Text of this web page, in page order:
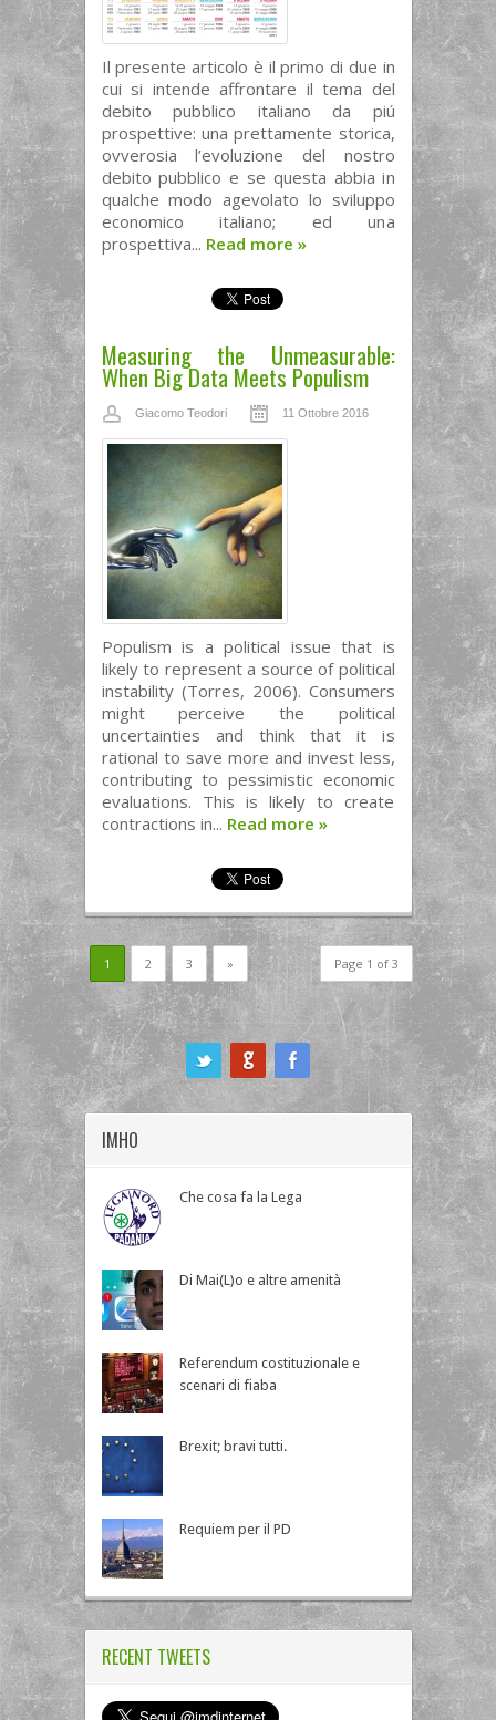
Il presente articolo è il primo di due in
cui si intende affrontare il tema del
debito pubblico italiano da piú
prospettive: una prettamente storica,
ovverosia l’evoluzione del nostro
debito pubblico e se questa abbia in
qualche modo agevolato lo sviluppo
economico italiano; ed una
prospettiva... Read more »
Measuring the Unmeasurable:
When Big Data Meets Populism
Giacomo Teodori 11 Ottobre 2016
Populism is a political issue that is
likely to represent a source of political
instability (Torres, 2006). Consumers
might perceive the political
uncertainties and think that it is
rational to save more and invest less,
contributing to pessimistic economic
evaluations. This is likely to create
contractions in... Read more »
Page 1 of 3
1 2 3 »
IMHO
Che cosa fa la Lega
Di Mai(L)o e altre amenità
Referendum costituzionale e
scenari di fiaba
Brexit; bravi tutti.
Requiem per il PD
RECENT TWEETS